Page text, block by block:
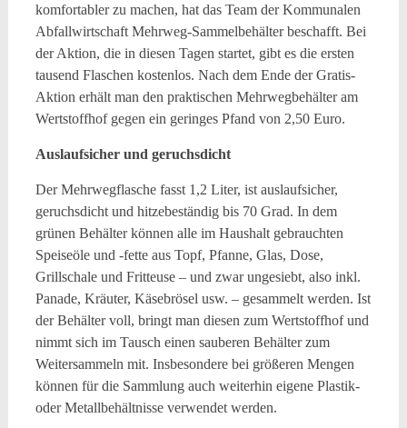
komfortabler zu machen, hat das Team der Kommunalen
Abfallwirtschaft Mehrweg-Sammelbehälter beschafft. Bei
der Aktion, die in diesen Tagen startet, gibt es die ersten
tausend Flaschen kostenlos. Nach dem Ende der Gratis-
Aktion erhält man den praktischen Mehrwegbehälter am
Wertstoffhof gegen ein geringes Pfand von 2,50 Euro.
Auslaufsicher und geruchsdicht
Der Mehrwegflasche fasst 1,2 Liter, ist auslaufsicher,
geruchsdicht und hitzebeständig bis 70 Grad. In dem
grünen Behälter können alle im Haushalt gebrauchten
Speiseöle und -fette aus Topf, Pfanne, Glas, Dose,
Grillschale und Fritteuse – und zwar ungesiebt, also inkl.
Panade, Kräuter, Käsebrösel usw. – gesammelt werden. Ist
der Behälter voll, bringt man diesen zum Wertstoffhof und
nimmt sich im Tausch einen sauberen Behälter zum
Weitersammeln mit. Insbesondere bei größeren Mengen
können für die Sammlung auch weiterhin eigene Plastik-
oder Metallbehältnisse verwendet werden.